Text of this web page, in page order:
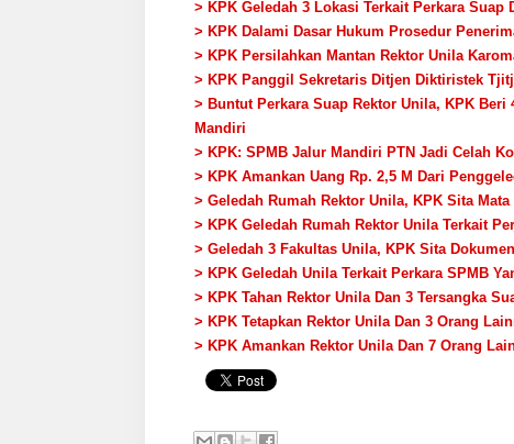
> KPK Geledah 3 Lokasi Terkait Perkara Suap
> KPK Dalami Dasar Hukum Prosedur
> KPK Persilahkan Mantan Rektor Unila
> KPK Panggil Sekretaris Ditjen Diktiristek
> Buntut Perkara Suap Rektor Unila, KPK
Mandiri
> KPK: SPMB Jalur Mandiri PTN Jadi Celah
> KPK Amankan Uang Rp. 2,5 M Dari
> Geledah Rumah Rektor Unila, KPK Sita
> KPK Geledah Rumah Rektor Unila Terkait
> Geledah 3 Fakultas Unila, KPK Sita
> KPK Geledah Unila Terkait Perkara SPMB
> KPK Tahan Rektor Unila Dan 3 Tersangka
> KPK Tetapkan Rektor Unila Dan 3 Orang
> KPK Amankan Rektor Unila Dan 7 Orang